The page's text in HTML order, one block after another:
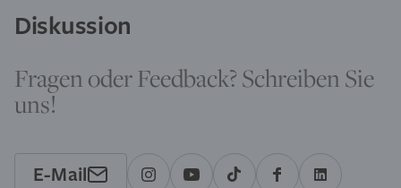
Diskussion
Fragen oder Feedback? Schreiben Sie
uns!
E-Mail